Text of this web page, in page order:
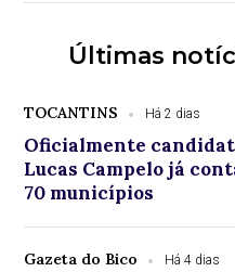
Últimas
TOCANTINS Há 2 dias
Oficialmente
Lucas Campelo já
70 municípios
Gazeta do Bico Há 4 dias